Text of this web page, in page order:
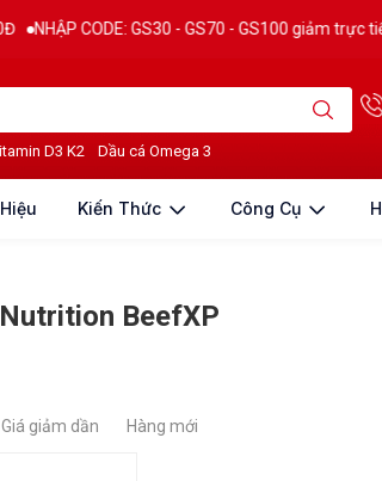
CODE: GS30 - GS70 - GS100 giảm trực tiếp
D3 K2 Dầu cá Omega 3
Kiến Thức Công Cụ
BeefXP
Giá giảm dần Hàng mới